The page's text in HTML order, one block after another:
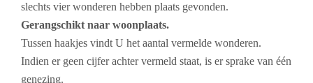
slechts vier wonderen hebben plaats gevonden.
Gerangschikt naar woonplaats.
Tussen haakjes vindt U het aantal vermelde wonderen.
Indien er geen cijfer achter vermeld staat, is er sprake van één
genezing.